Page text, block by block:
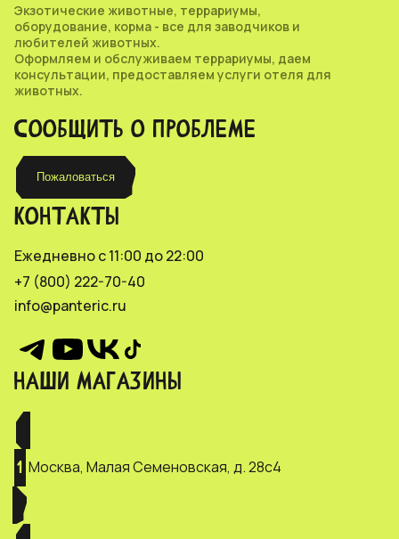
Экзотические животные, террариумы,
оборудование, корма - все для заводчиков и
любителей животных.
Оформляем и обслуживаем террариумы, даем
консультации, предоставляем услуги отеля для
животных.
СООБЩИТЬ О ПРОБЛЕМЕ
Пожаловаться
НАШИ МАГАЗИНЫ
1 Москва, Малая Семеновская, д. 28с4
КОНТАКТЫ
Ежедневно с 11:00 до 22:00
+7 (800) 222-70-40
info@panteric.ru